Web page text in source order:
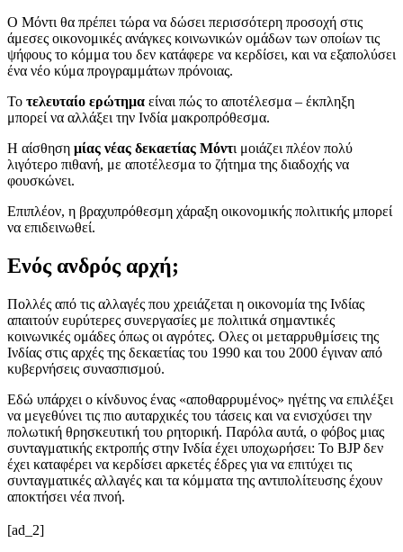
Ο Μόντι θα πρέπει τώρα να δώσει περισσότερη προσοχή στις
άμεσες οικονομικές ανάγκες κοινωνικών ομάδων των οποίων τις
ψήφους το κόμμα του δεν κατάφερε να κερδίσει, και να εξαπολύσει
ένα νέο κύμα προγραμμάτων πρόνοιας.
Το τελευταίο ερώτημα είναι πώς το αποτέλεσμα – έκπληξη
μπορεί να αλλάξει την Ινδία μακροπρόθεσμα.
Η αίσθηση μίας νέας δεκαετίας Μόντι μοιάζει πλέον πολύ
λιγότερο πιθανή, με αποτέλεσμα το ζήτημα της διαδοχής να
φουσκώνει.
Επιπλέον, η βραχυπρόθεσμη χάραξη οικονομικής πολιτικής μπορεί
να επιδεινωθεί.
Ενός ανδρός αρχή;
Πολλές από τις αλλαγές που χρειάζεται η οικονομία της Ινδίας
απαιτούν ευρύτερες συνεργασίες με πολιτικά σημαντικές
κοινωνικές ομάδες όπως οι αγρότες. Ολες οι μεταρρυθμίσεις της
Ινδίας στις αρχές της δεκαετίας του 1990 και του 2000 έγιναν από
κυβερνήσεις συνασπισμού.
Εδώ υπάρχει ο κίνδυνος ένας «αποθαρρυμένος» ηγέτης να επιλέξει
να μεγεθύνει τις πιο αυταρχικές του τάσεις και να ενισχύσει την
πολωτική θρησκευτική του ρητορική. Παρόλα αυτά, ο φόβος μιας
συνταγματικής εκτροπής στην Ινδία έχει υποχωρήσει: Το BJP δεν
έχει καταφέρει να κερδίσει αρκετές έδρες για να επιτύχει τις
συνταγματικές αλλαγές και τα κόμματα της αντιπολίτευσης έχουν
αποκτήσει νέα πνοή.
[ad_2]